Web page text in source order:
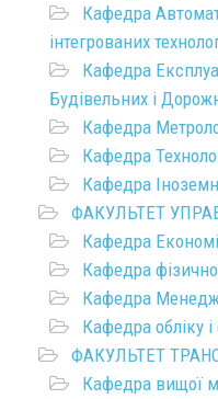
Кафедра
інтегрованих
Кафедра
Будівельних і
Кафедра
Кафедра
Кафедра
ФАКУЛЬТЕТ
Кафедра
Кафедра
Кафедра
Кафедра обліку
ФАКУЛЬТЕТ
Кафедра вищої